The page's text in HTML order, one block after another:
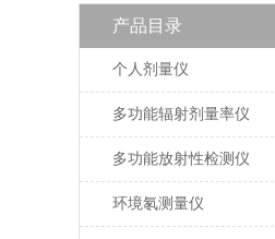
产品目录
个人剂量仪
多功能辐射剂量率仪
多功能放射性检测仪
环境氡测量仪